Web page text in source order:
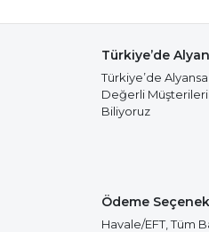
Türkiye’de
Türkiye’de
Değerli
Biliyoruz
Ödeme
Havale/EFT, Tüm